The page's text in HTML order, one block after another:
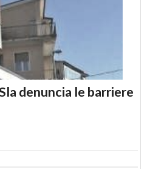
denuncia le barriere